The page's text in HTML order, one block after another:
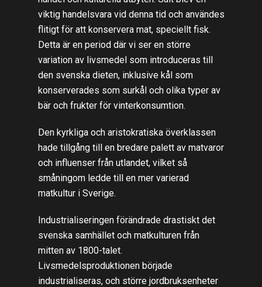
viktig handelsvara vid denna tid och användes
flitigt för att konservera mat, speciellt fisk.
Detta är en period där vi ser en större
variation av livsmedel som introduceras till
den svenska dieten, inklusive kål som
konserverades som surkål och olika typer av
bär och frukter för vinterkonsumtion.
Den kyrkliga och aristokratiska överklassen
hade tillgång till en bredare palett av matvaror
och influenser från utlandet, vilket så
småningom ledde till en mer varierad
matkultur i Sverige.
Industrialiseringen förändrade drastiskt det
svenska samhället och matkulturen från
mitten av 1800-talet.
Livsmedelsproduktionen började
industrialiseras, och större jordbruksenheter